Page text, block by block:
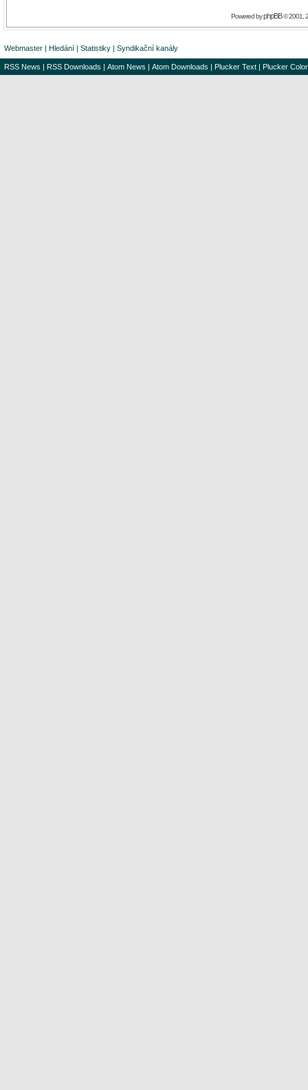
Powered byphpBB© 2001,
Webmaster | Hledání | Statistiky | Syndikační kanály
RSS News | RSS Downloads | Atom News | Atom Downloads | Plucker Text | Plucker Color